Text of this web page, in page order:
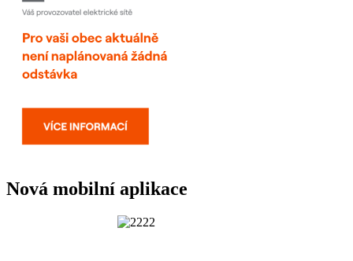
Nová mobilní aplikace